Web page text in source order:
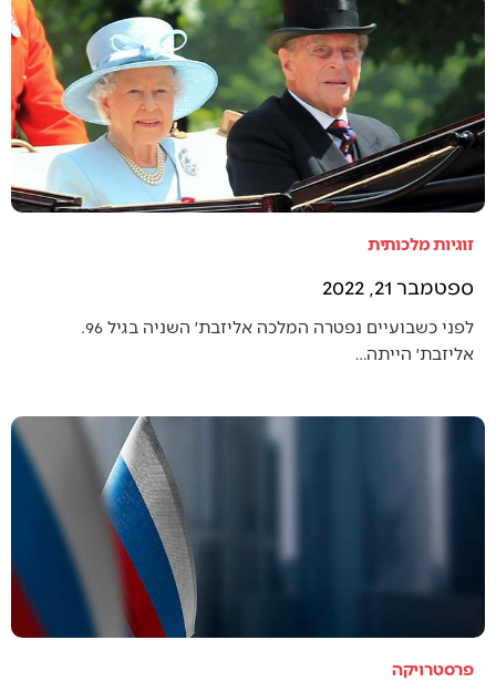
זוגיות מלכותית
ספטמבר 21, 2022
לפני כשבועיים נפטרה המלכה אליזבת׳ השניה בגיל 96.
אליזבת׳ הייתה…
פרסטרויקה